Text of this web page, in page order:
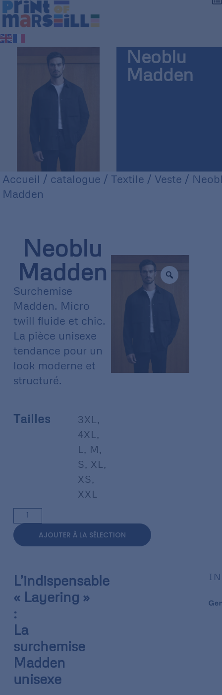
Neoblu
Madden
Accueil / catalogue / Textile / Veste /
Madden
Neoblu
Madden
Surchemise
Madden. Micro
twill fluide et chic.
La pièce unisexe
tendance pour un
look moderne et
structuré.
Tailles 3XL ,
4XL ,
L , M ,
S , XL ,
XS ,
XXL
AJOUTER À LA SÉLECTION
L’indispensable
« Layering »
:
La
surchemise
Madden
unisexe